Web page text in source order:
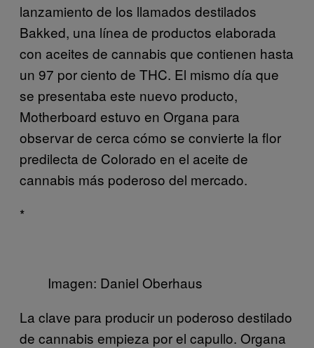
lanzamiento de los llamados destilados
Bakked, una línea de productos elaborada
con aceites de cannabis que contienen hasta
un 97 por ciento de THC. El mismo día que
se presentaba este nuevo producto,
Motherboard estuvo en Organa para
observar de cerca cómo se convierte la flor
predilecta de Colorado en el aceite de
cannabis más poderoso del mercado.
*
Imagen: Daniel Oberhaus
La clave para producir un poderoso destilado
de cannabis empieza por el capullo. Organa